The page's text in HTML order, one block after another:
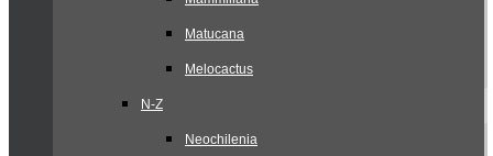
Matucana
Melocactus
N-Z
Neochilenia